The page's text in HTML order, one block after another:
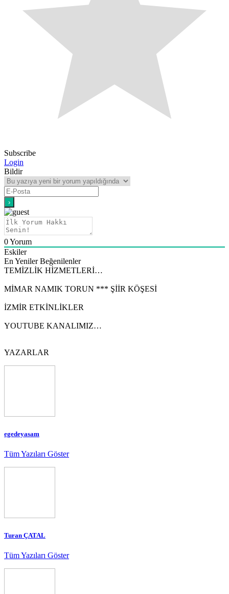
Subscribe
Login
Bildir
0Yorum
Eskiler
En Yeniler Beğenilenler
TEMİZLİK HİZMETLERİ…
MİMAR NAMIK TORUN *** ŞİİR KÖŞESİ
İZMİR ETKİNLİKLER
YOUTUBE KANALIMIZ…
YAZARLAR
egedeyasam
Tüm Yazıları Göster
Turan ÇATAL
Tüm Yazıları Göster